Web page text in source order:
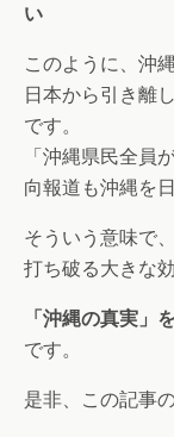
い
このように、沖
日本から引き離
です。
「沖縄県民全員
向報道も沖縄を
そういう意味で
打ち破る大きな
「沖縄の真実」
です。
是非、この記事